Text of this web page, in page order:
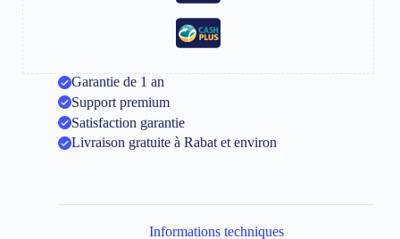
Garantie de 1 an
Support premium
Satisfaction garantie
Livraison gratuite à Rabat et environ
Informations techniques